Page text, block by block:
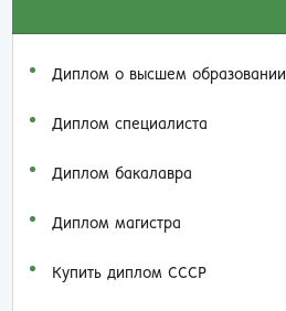
Диплом о высшем образовании
Диплом специалиста
Диплом бакалавра
Диплом магистра
Купить диплом СССР